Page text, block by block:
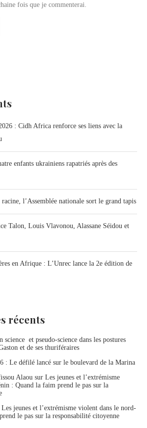
fois que je commenterai.
: Cidh Africa renforce ses liens avec la
enfants ukrainiens rapatriés après des
l’Assemblée nationale sort le grand tapis
Talon, Louis Vlavonou, Alassane Séidou et
en Afrique : L’Unrec lance la 2e édition de
récents
science et pseudo-science dans les postures
et de ses thuriféraires
: Le défilé lancé sur le boulevard de la Marina
Alaou sur Les jeunes et l’extrémisme
: Quand la faim prend le pas sur la
Les jeunes et l’extrémisme violent dans le nord-
le pas sur la responsabilité citoyenne